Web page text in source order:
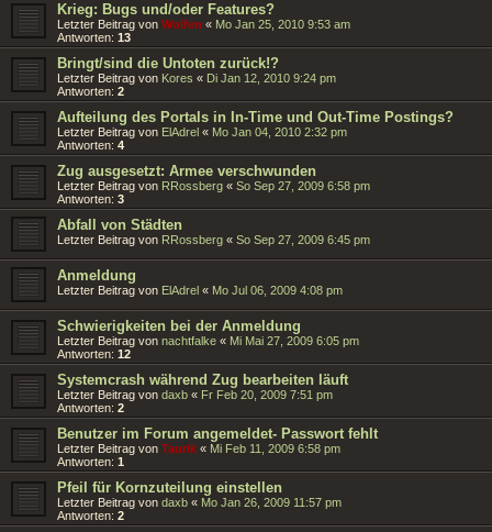
Krieg: Bugs und/oder Features?
Letzter Beitrag von Wolfen « Mo Jan 25, 2010 9:53 am
Antworten: 13
Bringt/sind die Untoten zurück!?
Letzter Beitrag von Kores « Di Jan 12, 2010 9:24 pm
Antworten: 2
Aufteilung des Portals in In-Time und Out-Time Postings?
Letzter Beitrag von ElAdrel « Mo Jan 04, 2010 2:32 pm
Antworten: 4
Zug ausgesetzt: Armee verschwunden
Letzter Beitrag von RRossberg « So Sep 27, 2009 6:58 pm
Antworten: 3
Abfall von Städten
Letzter Beitrag von RRossberg « So Sep 27, 2009 6:45 pm
Anmeldung
Letzter Beitrag von ElAdrel « Mo Jul 06, 2009 4:08 pm
Schwierigkeiten bei der Anmeldung
Letzter Beitrag von nachtfalke « Mi Mai 27, 2009 6:05 pm
Antworten: 12
Systemcrash während Zug bearbeiten läuft
Letzter Beitrag von daxb « Fr Feb 20, 2009 7:51 pm
Antworten: 2
Benutzer im Forum angemeldet- Passwort fehlt
Letzter Beitrag von Taurik « Mi Feb 11, 2009 6:58 pm
Antworten: 1
Pfeil für Kornzuteilung einstellen
Letzter Beitrag von daxb « Mo Jan 26, 2009 11:57 pm
Antworten: 2